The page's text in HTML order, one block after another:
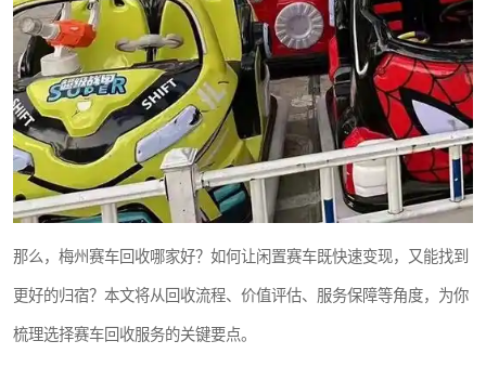
那么，梅州赛车回收哪家好？如何让闲置赛车既快速变现，又能找到
更好的归宿？本文将从回收流程、价值评估、服务保障等角度，为你
梳理选择赛车回收服务的关键要点。